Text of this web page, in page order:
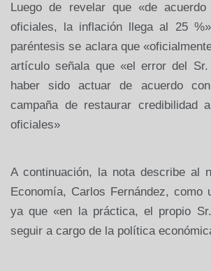
Luego de revelar que «de
oficiales, la inflación llega al 25
paréntesis se aclara que
artículo señala que «el error del Sr.
haber sido actuar de acuerdo
campaña de restaurar credibilidad
oficiales»
A continuación, la nota describe al
Economía, Carlos Fernández, como
ya que «en la práctica, el propio
seguir a cargo de la política